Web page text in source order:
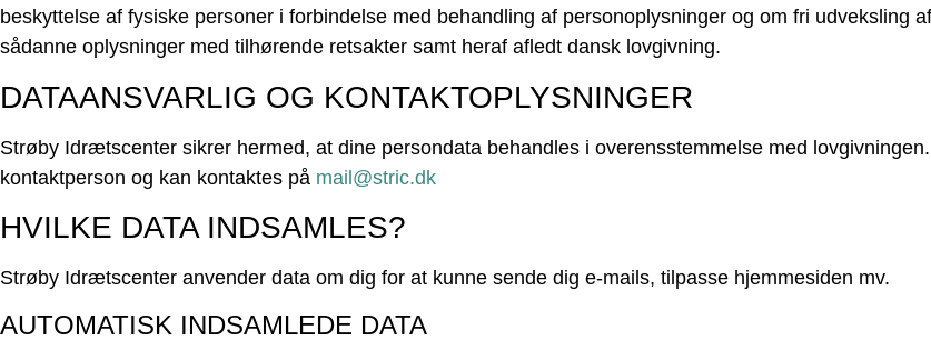
beskyttelse af fysiske personer i forbindelse med behandling af personoplysninger og om fri udveksling af
sådanne oplysninger med tilhørende retsakter samt heraf afledt dansk lovgivning.
DATAANSVARLIG OG KONTAKTOPLYSNINGER
Strøby Idrætscenter sikrer hermed, at dine persondata behandles i overensstemmelse med
kontaktperson og kan kontaktes på mail@stric.dk
HVILKE DATA INDSAMLES?
Strøby Idrætscenter anvender data om dig for at kunne sende dig e-mails, tilpasse hjemmesiden mv.
AUTOMATISK INDSAMLEDE DATA